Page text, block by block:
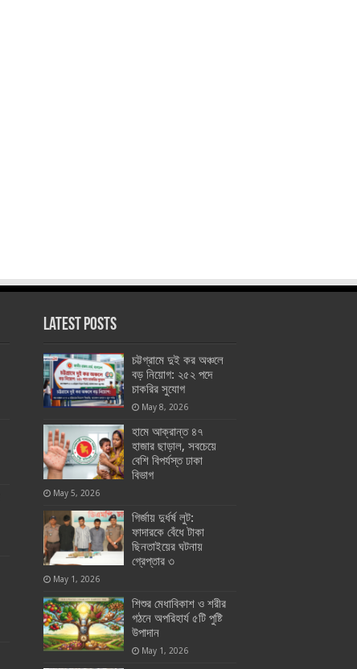
Latest Posts
চট্টগ্রামে দুই কর অঞ্চলে
বড় নিয়োগ: ২৫২ পদে
চাকরির সুযোগ
May 8, 2026
হামে আক্রান্ত ৪৭
হাজার ছাড়াল, সবচেয়ে
বেশি বিপর্যস্ত ঢাকা
বিভাগ
May 5, 2026
গির্জায় দুর্ধর্ষ লুট:
ফাদারকে বেঁধে টাকা
ছিনতাইয়ের ঘটনায়
গ্রেপ্তার ৩
May 1, 2026
শিশুর মেধাবিকাশ ও শরীর
গঠনে অপরিহার্য ৫টি পুষ্টি
উপাদান
May 1, 2026